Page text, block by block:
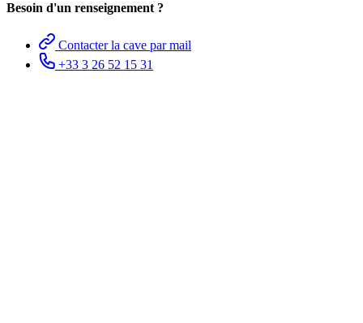
Besoin d'un renseignement ?
Contacter la cave par mail
+33 3 26 52 15 31